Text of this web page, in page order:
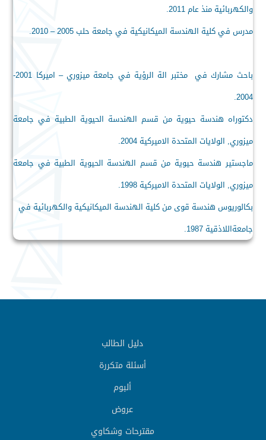
والكهربائية منذ عام 2011.
مدرس في كلية الهندسة الميكانيكية في جامعة حلب 2005 – 2010.
باحث مشارك في مختبر الة الرؤية في جامعة ميزوري – اميركا 2001-
2004.
دكتوراه هندسة حيوية من قسم الهندسة الحيوية الطبية في جامعة
ميزوري, الولايات المتحدة الاميركية 2004.
ماجستير هندسة حيوية من قسم الهندسة الحيوية الطبية في جامعة
ميزوري, الولايات المتحدة الاميركية 1998.
بكالوريوس هندسة قوى من كلية الهندسة الميكانيكية والكهربائية في
جامعةاللاذقية 1987.
دليل الطالب
أسئلة متكررة
ألبوم
عروض
مقترحات وشكاوي